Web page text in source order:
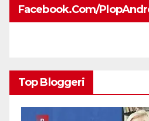
Facebook.com/
Top Bloggeri